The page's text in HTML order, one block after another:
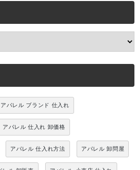
アパレル ブランド 仕入れ
アパレル 仕入れ 卸価格
アパレル 仕入れ方法 アパレル 卸問屋